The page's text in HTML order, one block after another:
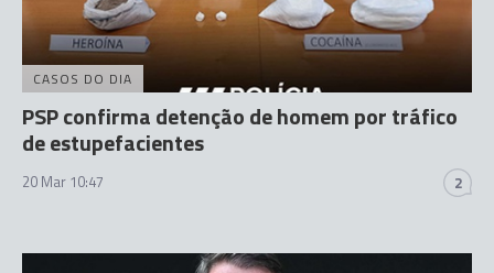
CASOS DO DIA
PSP confirma detenção de homem por tráfico
de estupefacientes
20 Mar 10:47 2